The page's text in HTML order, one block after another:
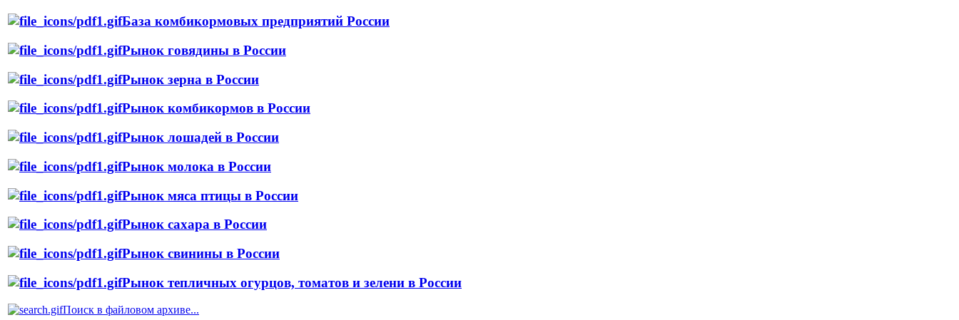
База комбикормовых предприятий России
Рынок говядины в России
Рынок зерна в России
Рынок комбикормов в России
Рынок лошадей в России
Рынок молока в России
Рынок мяса птицы в России
Рынок сахара в России
Рынок свинины в России
Рынок тепличных огурцов, томатов и зелени в России
Поиск в файловом архиве...